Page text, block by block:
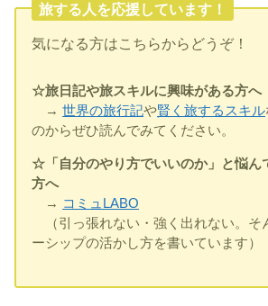
旅する人を応援しています！
気になる方はこちらからどうぞ！
☆旅日記や旅スキルに興味がある方へ
→世界の旅行記や賢く旅するスキル
のからぜひ読んでみてください。
☆「自分のやり方でいいのか」と悩ん
方へ
→ コミュLABO
（引っ張れない・強く出れない。そ
ーシップの活かし方を書いています）